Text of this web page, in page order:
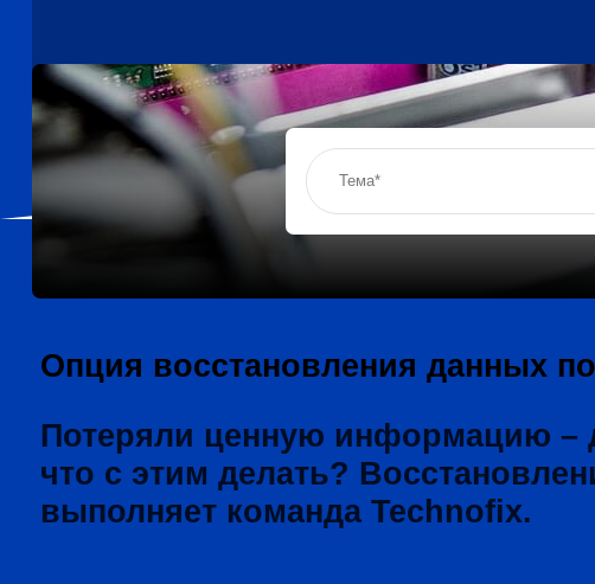
Опция восстановления данных
Потеряли ценную информацию –
что с этим делать?
выполняет команда Technofix.